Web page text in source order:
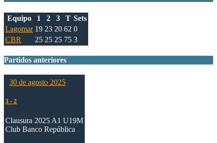
Equipo 1 2 3 T Sets
Lagomar 19 23 20 62 0
CBR
25 25 25 75 3
Partidos anteriores
30 de agosto 2025
3 - 2
Clausura 2025 A1 U19M
Club Banco República